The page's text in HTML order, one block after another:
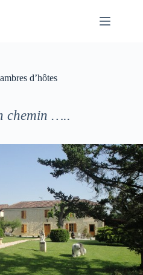
d’hôtes
chemin …..